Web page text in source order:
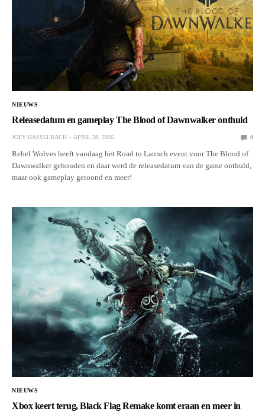
NIEUWS
Releasedatum en gameplay The Blood of Dawnwalker onthuld
JOEY HASSELBACH APRIL 28, 2026 0
Rebel Wolves heeft vandaag het Road to Launch event voor The Blood of
Dawnwalker gehouden en daar werd de releasedatum van de game onthuld,
maar ook gameplay getoond en meer!
NIEUWS
Xbox keert terug, Black Flag Remake komt eraan en meer in